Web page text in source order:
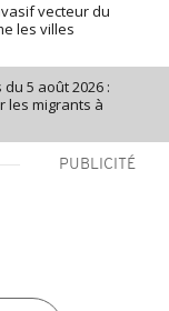
vecteur du
les villes
5 août 2026 :
les migrants à
PUBLICITÉ